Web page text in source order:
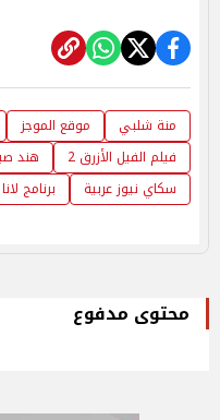
منة شلبي موقع الموجز
فيلم الفيل الأزرق 2
هند
سكاي نيوز عربية
برنامج
محتوى مدفوع